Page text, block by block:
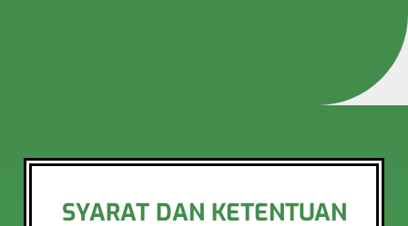
SYARAT DAN KETENTUAN